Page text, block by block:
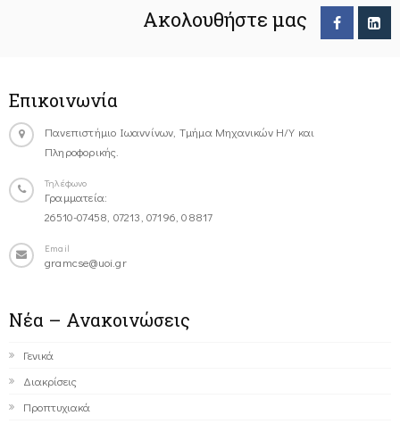
Ακολουθήστε μας
Επικοινωνία
Πανεπιστήμιο Ιωαννίνων, Τμήμα Μηχανικών Η/Υ και
Πληροφορικής.
Τηλέφωνο
Γραμματεία:
26510-07458, 07213, 07196, 08817
Email
gramcse@uoi.gr
Νέα – Ανακοινώσεις
Γενικά
Διακρίσεις
Προπτυχιακά